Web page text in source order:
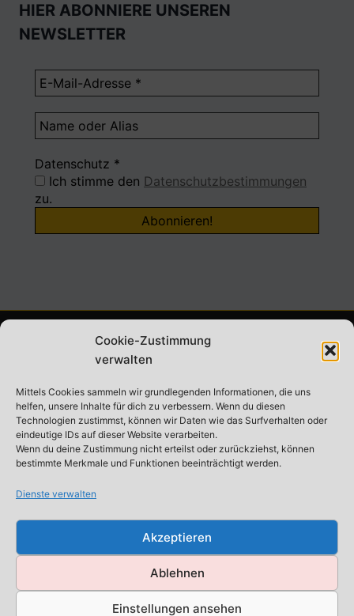
Cookie-Zustimmung
verwalten
Mittels Cookies sammeln wir grundlegenden Informationen, die uns
helfen, unsere Inhalte für dich zu verbessern. Wenn du diesen
Technologien zustimmst, können wir Daten wie das Surfverhalten oder
eindeutige IDs auf dieser Website verarbeiten.
Wenn du deine Zustimmung nicht erteilst oder zurückziehst, können
bestimmte Merkmale und Funktionen beeinträchtigt werden.
Dienste verwalten
Akzeptieren
Ablehnen
Einstellungen ansehen
HIER ABONNIERE UNSEREN
NEWSLETTER
Datenschutz *
Ich stimme den Datenschutzbestimmungen
zu.
ABONNIERE UNSEREN NEWSLETTER
Datenschutz*
Ich stimme denDatenschutzbestimmungen